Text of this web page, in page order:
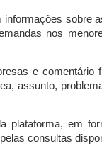
sobre
nos
e comentário
assunto,
em
consultas